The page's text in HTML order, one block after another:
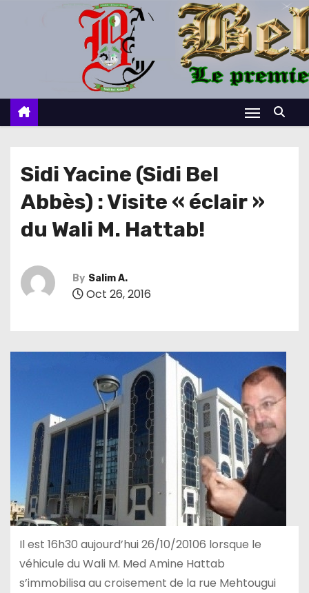
c
Sidi Yacine (Sidi Bel
Abbès) : Visite « éclair »
du Wali M. Hattab!
By Salim A.
Oct 26, 2016
Il est 16h30 aujourd’hui 26/10/20106 lorsque le
véhicule du Wali M. Med Amine Hattab
s’immobilisa au croisement de la rue Mehtougui